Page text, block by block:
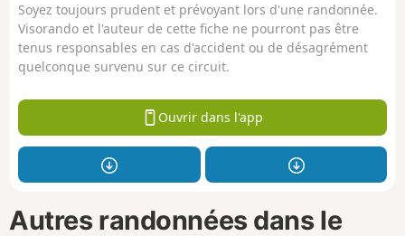
Soyez toujours prudent et prévoyant lors d'une randonnée.
Visorando et l'auteur de cette fiche ne pourront pas être
tenus responsables en cas d'accident ou de désagrément
quelconque survenu sur ce circuit.
Ouvrir dans l'app
Autres randonnées dans le